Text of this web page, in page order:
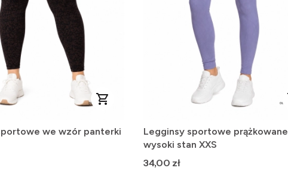
we wzór panterki
Legginsy sportowe prążkowane
wysoki stan XXS
Cena
34,00 zł